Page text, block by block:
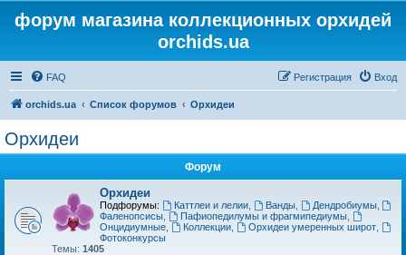
форум магазина коллекционных орхидей
orchids.ua
FAQ Вход
Регистрация
orchids.ua Список форумов Орхидеи
Орхидеи
Форум
Орхидеи
Подфорумы: Каттлеи и лелии, Ванды, Дендробиумы,
Фаленопсисы
Пафиопедилумы и фрагмипедиумы,
Онцидиумные
Коллекции, Орхидеи умеренных широт,
Фотоконкурсы
Темы: 1405